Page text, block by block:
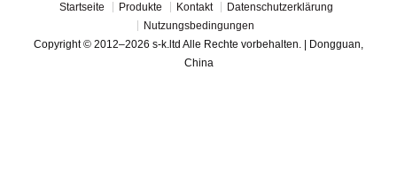
Startseite Produkte Kontakt
Datenschutzerklärung
Nutzungsbedingungen
Copyright © 2012–2026 s-k.ltd Alle Rechte vorbehalten. | Dongguan,
China